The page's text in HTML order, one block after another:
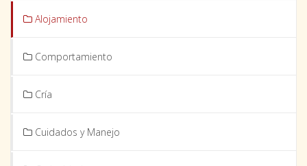
Alojamiento
Comportamiento
Cría
Cuidados y Manejo